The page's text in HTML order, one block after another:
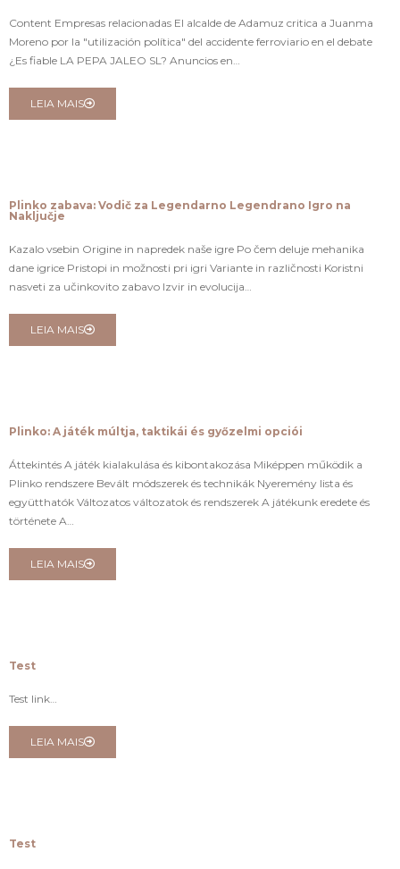
Content Empresas relacionadas El alcalde de Adamuz critica a Juanma
Moreno por la "utilización política" del accidente ferroviario en el debate
¿Es fiable LA PEPA JALEO SL? Anuncios en…
LEIA MAIS
Plinko zabava: Vodič za Legendarno Legendrano Igro na
Naključje
Kazalo vsebin Origine in napredek naše igre Po čem deluje mehanika
dane igrice Pristopi in možnosti pri igri Variante in različnosti Koristni
nasveti za učinkovito zabavo Izvir in evolucija…
LEIA MAIS
Plinko: A játék múltja, taktikái és győzelmi opciói
Áttekintés A játék kialakulása és kibontakozása Miképpen működik a
Plinko rendszere Bevált módszerek és technikák Nyeremény lista és
együtthatók Változatos változatok és rendszerek A játékunk eredete és
története A…
LEIA MAIS
Test
Test link…
LEIA MAIS
Test